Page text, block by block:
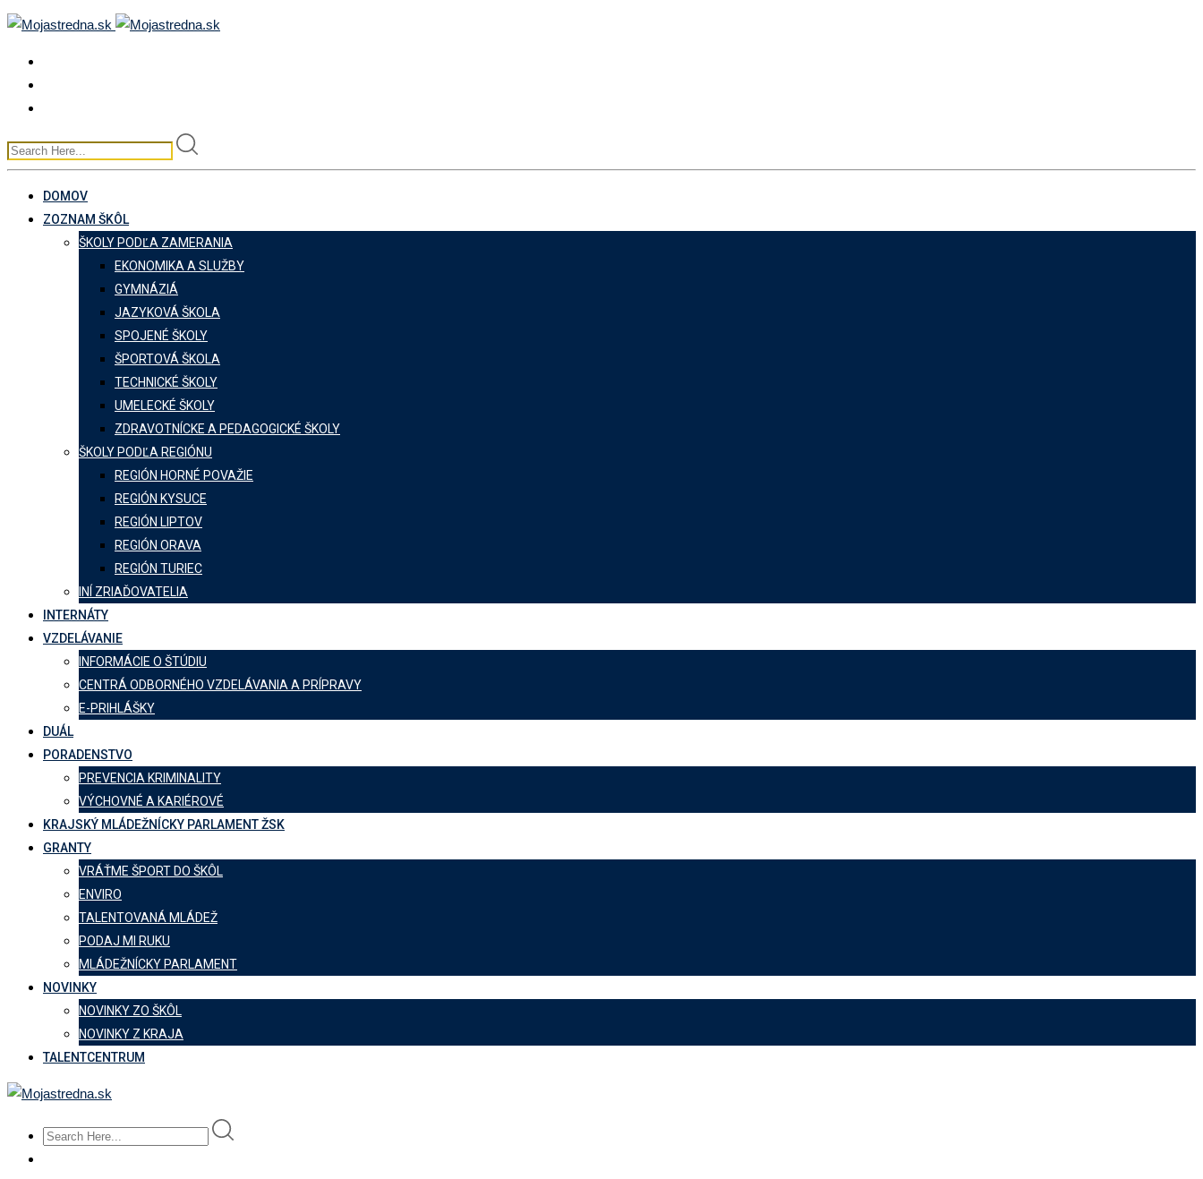
Skip
DOMOV
ZOZNAM ŠKÔL
ŠKOLY PODĽA ZAMERANIA
EKONOMIKA A SLUŽBY
GYMNÁZIÁ
JAZYKOVÁ ŠKOLA
SPOJENÉ ŠKOLY
ŠPORTOVÁ ŠKOLA
TECHNICKÉ ŠKOLY
UMELECKÉ ŠKOLY
ZDRAVOTNÍCKE A PEDAGOGICKÉ ŠKOLY
ŠKOLY PODĽA REGIÓNU
REGIÓN HORNÉ POVAŽIE
REGIÓN KYSUCE
REGIÓN LIPTOV
REGIÓN ORAVA
REGIÓN TURIEC
INÍ ZRIAĎOVATELIA
INTERNÁTY
VZDELÁVANIE
INFORMÁCIE O ŠTÚDIU
CENTRÁ ODBORNÉHO VZDELÁVANIA A PRÍPRAVY
E-PRIHLÁŠKY
DUÁL
PORADENSTVO
PREVENCIA KRIMINALITY
VÝCHOVNÉ A KARIÉROVÉ
KRAJSKÝ MLÁDEŽNÍCKY PARLAMENT ŽSK
GRANTY
VRÁŤME ŠPORT DO ŠKÔL
ENVIRO
TALENTOVANÁ MLÁDEŽ
PODAJ MI RUKU
MLÁDEŽNÍCKY PARLAMENT
NOVINKY
NOVINKY ZO ŠKÔL
NOVINKY Z KRAJA
TALENTCENTRUM